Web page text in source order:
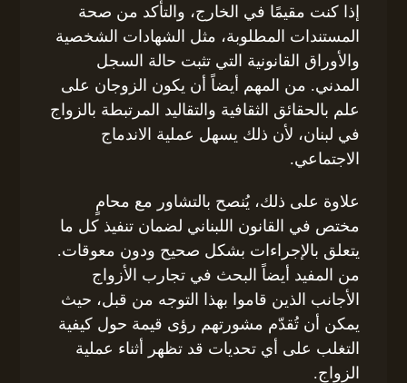
إذا كنت مقيمًا في الخارج، والتأكد من صحة
المستندات المطلوبة، مثل الشهادات الشخصية
والأوراق القانونية التي تثبت حالة السجل
المدني. من المهم أيضاً أن يكون الزوجان على
علم بالحقائق الثقافية والتقاليد المرتبطة بالزواج
في لبنان، لأن ذلك يسهل عملية الاندماج
الاجتماعي.
علاوة على ذلك، يُنصح بالتشاور مع محامٍ
مختص في القانون اللبناني لضمان تنفيذ كل ما
يتعلق بالإجراءات بشكل صحيح ودون معوقات.
من المفيد أيضاً البحث في تجارب الأزواج
الأجانب الذين قاموا بهذا التوجه من قبل، حيث
يمكن أن تُقدّم مشورتهم رؤى قيمة حول كيفية
التغلب على أي تحديات قد تظهر أثناء عملية
الزواج.